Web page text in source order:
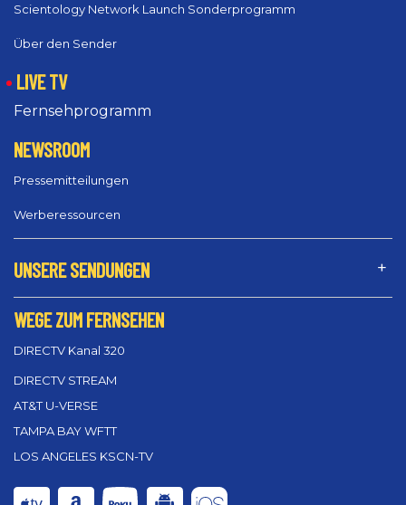
Scientology Network Launch Sonderprogramm
Über den Sender
LIVE TV
Fernsehprogramm
NEWSROOM
Pressemitteilungen
Werberessourcen
UNSERE SENDUNGEN
WEGE ZUM FERNSEHEN
DIRECTV Kanal 320
DIRECTV STREAM
AT&T U-VERSE
TAMPA BAY WFTT
LOS ANGELES KSCN-TV